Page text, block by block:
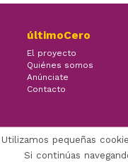
últimoCero
El proyecto
Quiénes somos
Anúnciate
Contacto
Utilizamos pequeñas
Si continúas